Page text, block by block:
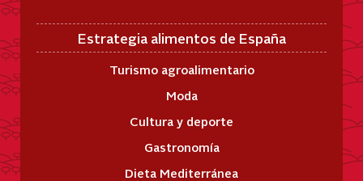
Estrategia alimentos de España
Turismo agroalimentario
Moda
Cultura y deporte
Gastronomía
Dieta Mediterránea